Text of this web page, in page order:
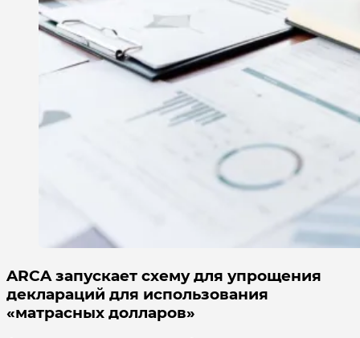
ARCA запускает схему для упрощения
деклараций для использования
«матрасных долларов»